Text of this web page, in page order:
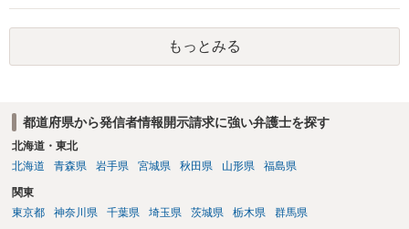
と存じます。発信者情報開示請求が進むと、投稿に使った回線の契約
者のところに、意見照会がなされます。アカウント情報開示の場合
は、アカウントの登録メールに意見照会がなされます。 また、された
場合賠償金はいくらでしょうか。 →ケースバイケースであり、数万円
もっとみる
都道府県から発信者情報開示請求に強い弁護士を探す
北海道・東北
北海道
青森県 岩手県 宮城県 秋田県 山形県 福島県
関東
東京都
神奈川県 千葉県 埼玉県 茨城県 栃木県 群馬県